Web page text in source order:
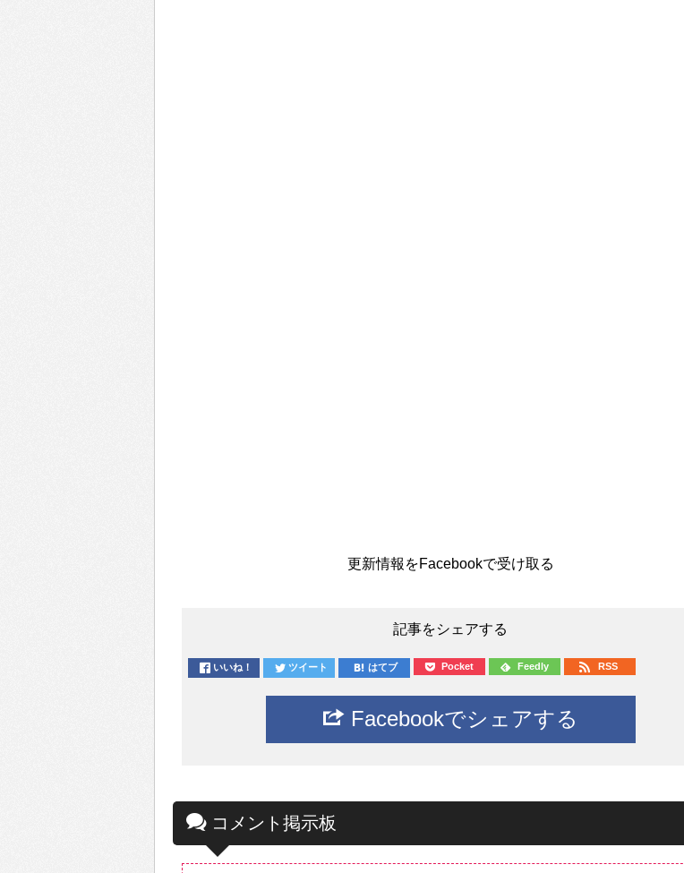
更新情報をFacebookで受け取る
記事をシェアする
いいね！ ツイート はてブ Pocket Feedly RSS
Facebookでシェアする
コメント掲示板